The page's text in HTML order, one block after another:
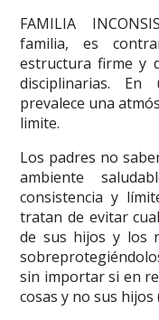
FAMILIA
familia, es
estructura firme y
disciplinarias. En
prevalece una
limite.
Los padres no
ambiente
consistencia y
tratan de evitar
de sus hijos y los
sin importar si en
cosas y no sus hijos